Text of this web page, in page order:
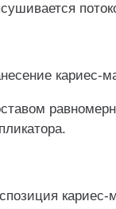
кариес-
кариес-